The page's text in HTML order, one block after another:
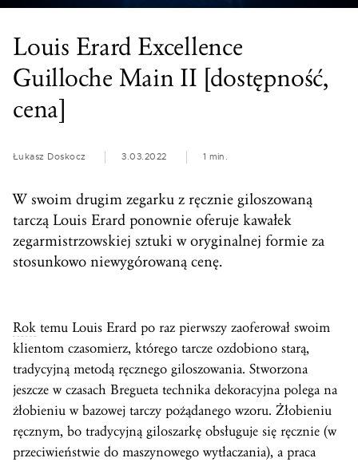
Louis Erard Excellence
Guilloche Main II [dostępność,
cena]
Łukasz Doskocz 3.03.2022 1 min.
W swoim drugim zegarku z ręcznie giloszowaną
tarczą Louis Erard ponownie oferuje kawałek
zegarmistrzowskiej sztuki w oryginalnej formie za
stosunkowo niewygórowaną cenę.
Rok temu Louis Erard po raz pierwszy zaoferował swoim
klientom czasomierz, którego tarcze ozdobiono starą,
tradycyjną metodą ręcznego giloszowania. Stworzona
jeszcze w czasach Bregueta technika dekoracyjna polega na
żłobieniu w bazowej tarczy pożądanego wzoru. Żłobieniu
ręcznym, bo tradycyjną giloszarkę obsługuje się ręcznie (w
przeciwieństwie do maszynowego wytłaczania), a praca